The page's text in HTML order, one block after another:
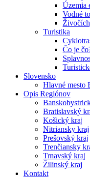
Územia
Vodné
Turistika
Čo je
Slovensko
Hlavné mesto
Opis Regiónov
Bratislavský
Košický kraj
Nitriansky kraj
Prešovský kraj
Trenčiansky
Trnavský kraj
Žilinský kraj
Kontakt